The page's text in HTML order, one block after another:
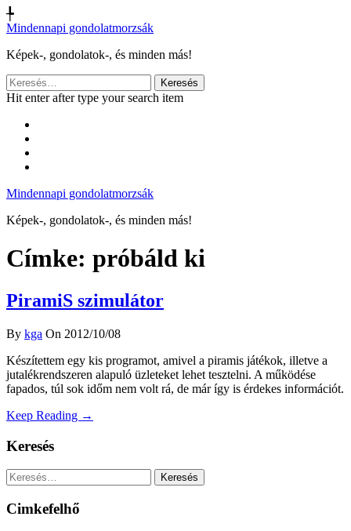
╄
Mindennapi gondolatmorzsák
Képek-, gondolatok-, és minden más!
Keresés:
Hit enter after type your search item
Mindennapi gondolatmorzsák
Képek-, gondolatok-, és minden más!
Címke: próbáld ki
PiramiS szimulátor
By kga On 2012/10/08
Készítettem egy kis programot, amivel a piramis játékok, illetve a
jutalékrendszeren alapuló üzleteket lehet tesztelni. A működése
fapados, túl sok időm nem volt rá, de már így is érdekes információt.
Keep Reading →
Keresés
Keresés:
Cimkefelhő